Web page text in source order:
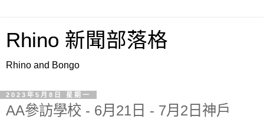
Rhino 新聞部落格
Rhino and Bongo
2023年5月8日 星期一
AA參訪學校 - 6月21日 - 7月2日神戶